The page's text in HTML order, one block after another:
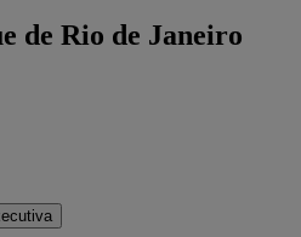
de Rio de Janeiro